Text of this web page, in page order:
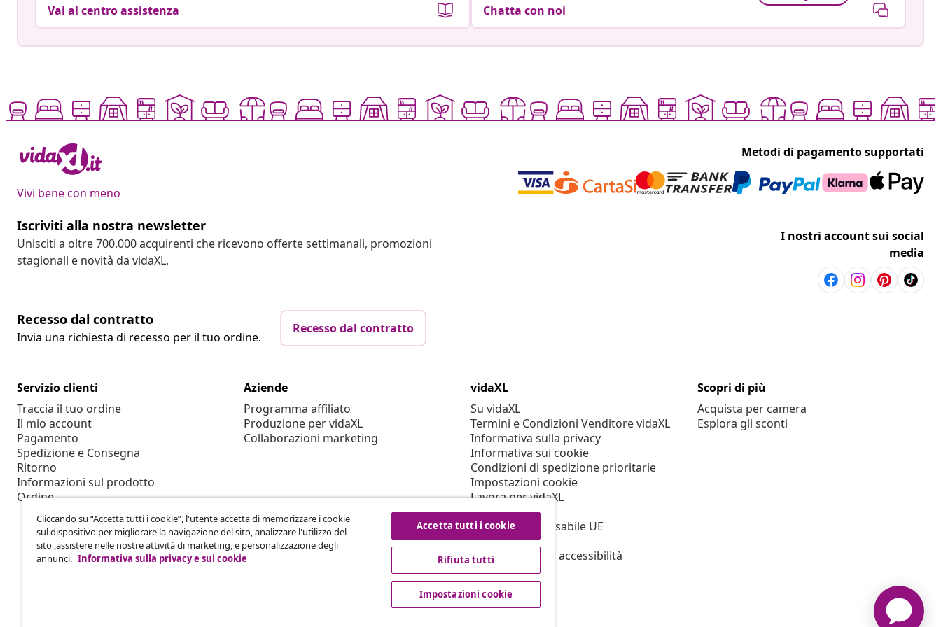
Vai al centro assistenza Chatta con noi
Vivi bene con meno
Metodi di pagamento supportati
Iscriviti alla nostra newsletter
Unisciti a oltre 700.000 acquirenti che ricevono offerte settimanali, promozioni
stagionali e novità da vidaXL.
I nostri account sui social
media
Recesso dal contratto
Invia una richiesta di recesso per il tuo ordine.
Recesso dal contratto
Servizio clienti
Traccia il tuo ordine
Il mio account
Pagamento
Spedizione e Consegna
Ritorno
Informazioni sul prodotto
Ordine
Aziende
Programma affiliato
Produzione per vidaXL
Collaborazioni marketing
vidaXL
Su vidaXL
Termini e Condizioni Venditore vidaXL
Informativa sulla privacy
Informativa sui cookie
Condizioni di spedizione prioritarie
Impostazioni cookie
Lavora per vidaXL
Sicurezza
Persona responsabile UE
Politica di EPR
Dichiarazione di accessibilità
Scopri di più
Acquista per camera
Esplora gli sconti
Cliccando su “Accetta tutti i cookie”, l'utente accetta di memorizzare i cookie
sul dispositivo per migliorare la navigazione del sito, analizzare l'utilizzo del
sito ,assistere nelle nostre attività di marketing, e personalizzazione degli
annunci. Informativa sulla privacy e sui cookie
Accetta tutti i cookie
Rifiuta tutti
Impostazioni cookie